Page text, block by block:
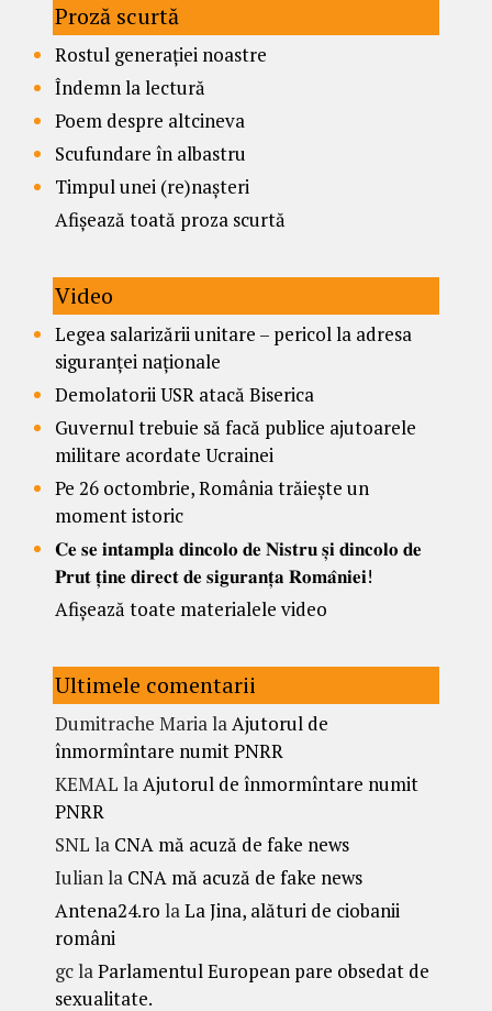
Proză scurtă
Rostul generației noastre
Îndemn la lectură
Poem despre altcineva
Scufundare în albastru
Timpul unei (re)nașteri
Afișează toată proza scurtă
Video
Legea salarizării unitare – pericol la adresa
siguranței naționale
Demolatorii USR atacă Biserica
Guvernul trebuie să facă publice ajutoarele
militare acordate Ucrainei
Pe 26 octombrie, România trăiește un
moment istoric
𝐂𝐞 𝐬𝐞 𝐢𝐧𝐭𝐚𝐦𝐩𝐥𝐚 𝐝𝐢𝐧𝐜𝐨𝐥𝐨 𝐝𝐞 𝐍𝐢𝐬𝐭𝐫𝐮 𝐬̦𝐢 𝐝𝐢𝐧𝐜𝐨𝐥𝐨 𝐝𝐞
𝐏𝐫𝐮𝐭 𝐭̦𝐢𝐧𝐞 𝐝𝐢𝐫𝐞𝐜𝐭 𝐝𝐞 𝐬𝐢𝐠𝐮𝐫𝐚𝐧𝐭̦𝐚 𝐑𝐨𝐦𝐚̂𝐧𝐢𝐞𝐢!
Afișează toate materialele video
Ultimele comentarii
Dumitrache MarialaAjutorul de
înmormîntare numit PNRR
KEMAL laAjutorul de înmormîntare numit
PNRR
SNL la CNA mă acuză de fake news
Iulianla CNA mă acuză de fake news
Antena24.ro laLa Jina, alături de ciobanii
români
gclaParlamentul European pare obsedat de
sexualitate.